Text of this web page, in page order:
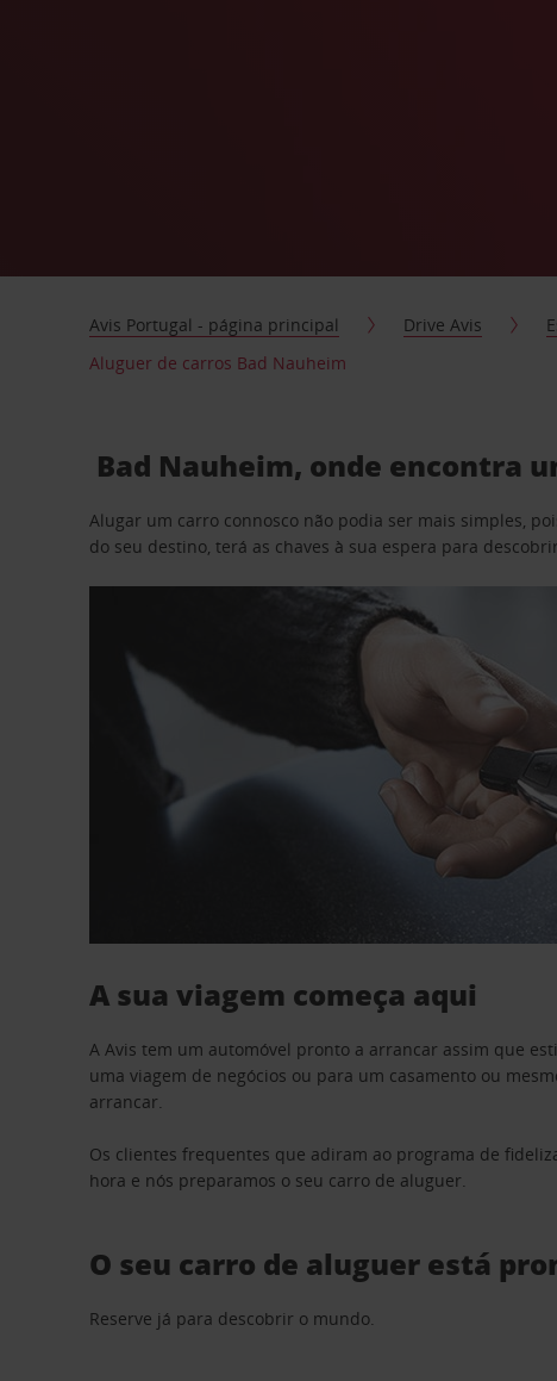
Avis Portugal - página principal Drive Avis
Aluguer de carros Bad Nauheim
Bad Nauheim, onde encontra
Alugar um carro connosco não podia ser mais simples,
do seu destino, terá as chaves à sua espera para
A sua viagem começa aqui
A Avis tem um automóvel pronto a arrancar assim que
uma viagem de negócios ou para um casamento ou
arrancar.
Os clientes frequentes que adiram ao programa de
hora e nós preparamos o seu carro de aluguer.
O seu carro de aluguer está
Reserve já para descobrir o mundo.